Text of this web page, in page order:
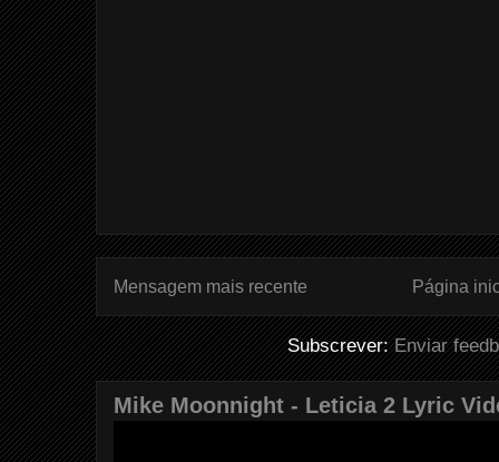
Mensagem mais recente Página
Subscrever:Enviar
Mike Moonnight - Leticia 2 Lyric